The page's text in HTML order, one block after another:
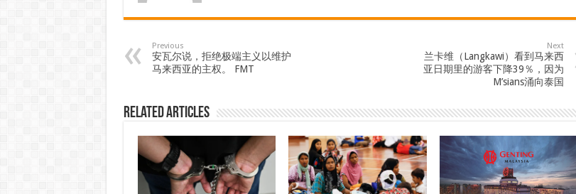
Previous
安瓦尔说，拒绝极端主义以维护
马来西亚的主权。 FMT
Next
兰卡维（Langkawi）看到马来西
亚日期里的游客下降39％，因为
M’sians涌向泰国
Related Articles